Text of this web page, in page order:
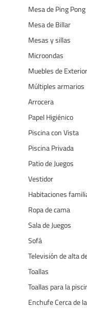
Mesa de Ping Pong
Mesa de Billar
Mesas y sillas
Microondas
Muebles de Exterior
Múltiples armarios
Arrocera
Papel Higiénico
Piscina con Vista
Piscina Privada
Patio de Juegos
Vestidor
Habitaciones
Ropa de cama
Sala de Juegos
Sofá
Televisión de alta
Toallas
Toallas para la
Enchufe Cerca de